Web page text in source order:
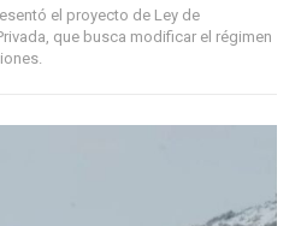
el proyecto de Ley de
que busca modificar el régimen